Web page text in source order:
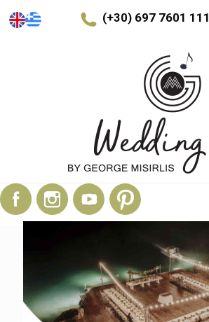
(+30) 697 7601 111